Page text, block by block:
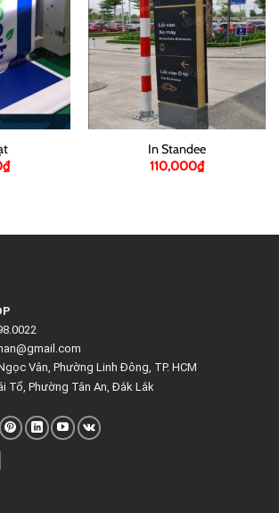
₫
In Standee
110,000₫
Vân, Phường Linh Đông, TP. HCM
Tổ, Phường Tân An, Đắk Lắk